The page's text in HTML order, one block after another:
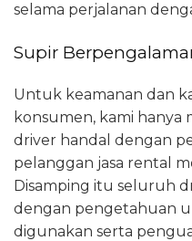
selama perjalanan
Supir
Untuk keamanan dan
konsumen, kami hanya
driver handal dengan
pelanggan jasa rental
Disamping itu seluruh
dengan pengetahuan
digunakan serta